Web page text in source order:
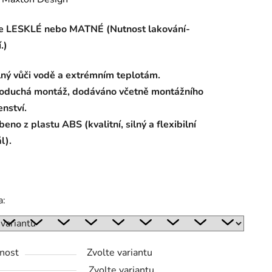
LESKLÉ nebo MATNÉ (Nutnost lakování-
vůči vodě a extrémním teplotám.
montáž, dodáváno včetně montážního
z plastu ABS (kvalitní, silný a flexibilní
Zvolte variantu